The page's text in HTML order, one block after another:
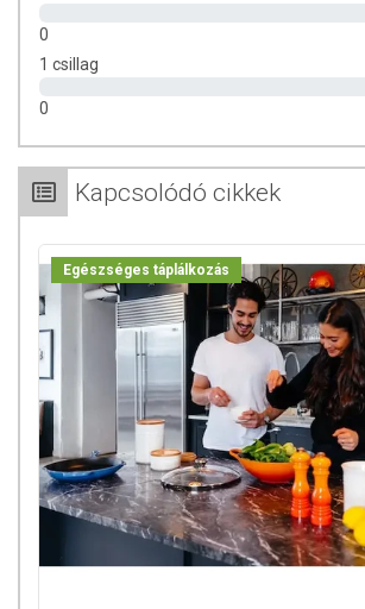
0
1 csillag
0
Kapcsolódó cikkek
Egészséges táplálkozás